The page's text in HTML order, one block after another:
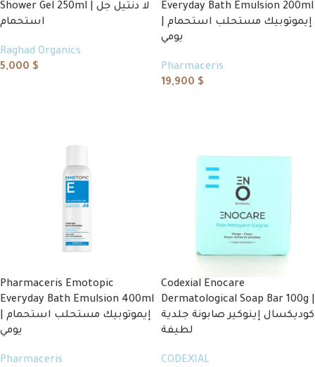
Shower Gel 250ml | لا دنتيل جل
استحمام
Raghad Organics
5,000 $
Everyday Bath Emulsion 200ml
يومي
Pharmaceris
19,900 $
Pharmaceris Emotopic
Everyday Bath Emulsion 400ml
يومي
Pharmaceris
Codexial Enocare
Dermatological Soap Bar 100g |
كوديكسال إينوكير صابونة جلدية
لطيفة
CODEXIAL